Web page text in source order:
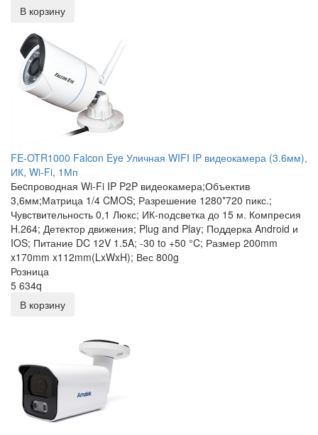
В корзину
FE-OTR1000 Falcon Eye Уличная WIFI IP видеокамера (3.6мм),
ИК, Wi-Fi, 1Мп
Беcпроводная Wi-Fi IP P2P видеокамера;Объектив
3,6мм;Матрица 1/4 CMOS; Разрешение 1280*720 пикс.;
Чувствительность 0,1 Люкс; ИК-подсветка до 15 м. Компресия
H.264; Детектор движения; Plug and Play; Поддерка Android и
IOS; Питание DC 12V 1.5A; -30 to +50 °C; Размер 200mm
x170mm x112mm(LxWxH); Вес 800g
Розница
5 634q
В корзину